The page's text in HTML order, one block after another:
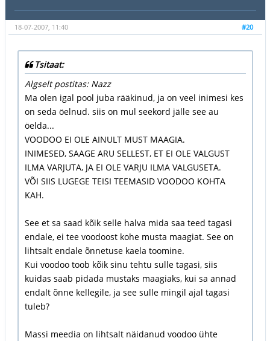
#20
18-07-2007, 11:40
Tsitaat:
Algselt postitas: Nazz
Ma olen igal pool juba rääkinud, ja on veel inimesi kes
on seda öelnud. siis on mul seekord jälle see au
öelda...
VOODOO EI OLE AINULT MUST MAAGIA.
INIMESED, SAAGE ARU SELLEST, ET EI OLE VALGUST
ILMA VARJUTA, JA EI OLE VARJU ILMA VALGUSETA.
VÕI SIIS LUGEGE TEISI TEEMASID VOODOO KOHTA
KAH.
See et sa saad kõik selle halva mida saa teed tagasi
endale, ei tee voodoost kohe musta maagiat. See on
lihtsalt endale õnnetuse kaela toomine.
Kui voodoo toob kõik sinu tehtu sulle tagasi, siis
kuidas saab pidada mustaks maagiaks, kui sa annad
endalt õnne kellegile, ja see sulle mingil ajal tagasi
tuleb?
Massi meedia on lihtsalt näidanud voodoo ühte